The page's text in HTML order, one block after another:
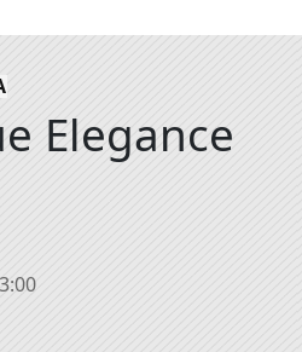
Elegance